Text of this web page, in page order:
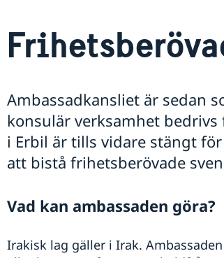
Ambassadkansliet är sedan
konsulär verksamhet
i Erbil är tills vidare stängt
att bistå frihetsberövade
Vad kan ambassaden göra?
Irakisk lag gäller i Irak.